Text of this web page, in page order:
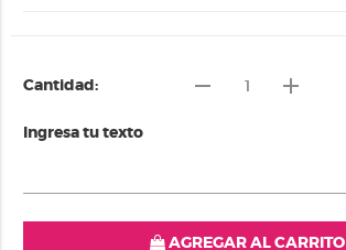
Cantidad: remove add
Ingresa tu texto
AGREGAR AL CARRITO